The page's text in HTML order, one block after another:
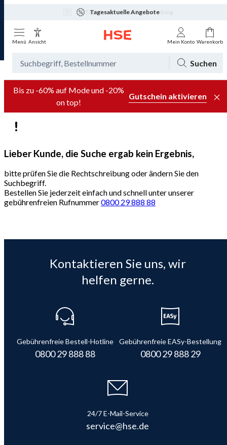
Tagesaktuelle Angebote
Menü Ansicht Mein Konto Warenkorb
Suchen
Bis zu -60% auf Mode und -20%
on top!
Gutschein aktivieren
Lieber Kunde, die Suche ergab kein Ergebnis,
bitte prüfen Sie die Rechtschreibung oder ändern Sie den
Suchbegriff.
Bestellen Sie jederzeit einfach und schnell unter unserer
gebührenfreien Rufnummer0800 29 888 88
Kontaktieren Sie uns, wir
helfen gerne.
Gebührenfreie Bestell-Hotline
0800 29 888 88
Gebührenfreie EASy-Bestellung
0800 29 888 29
24/7 E-Mail-Service
service@hse.de